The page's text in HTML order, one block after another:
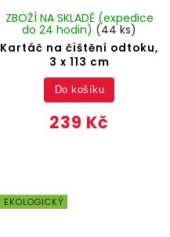
Kartáč na čištění odtoku,
3 x 113 cm
ZBOŽÍ NA SKLADĚ (expedice
do 24 hodin) (44 ks)
239 Kč
Do košíku
EKOLOGICKÝ